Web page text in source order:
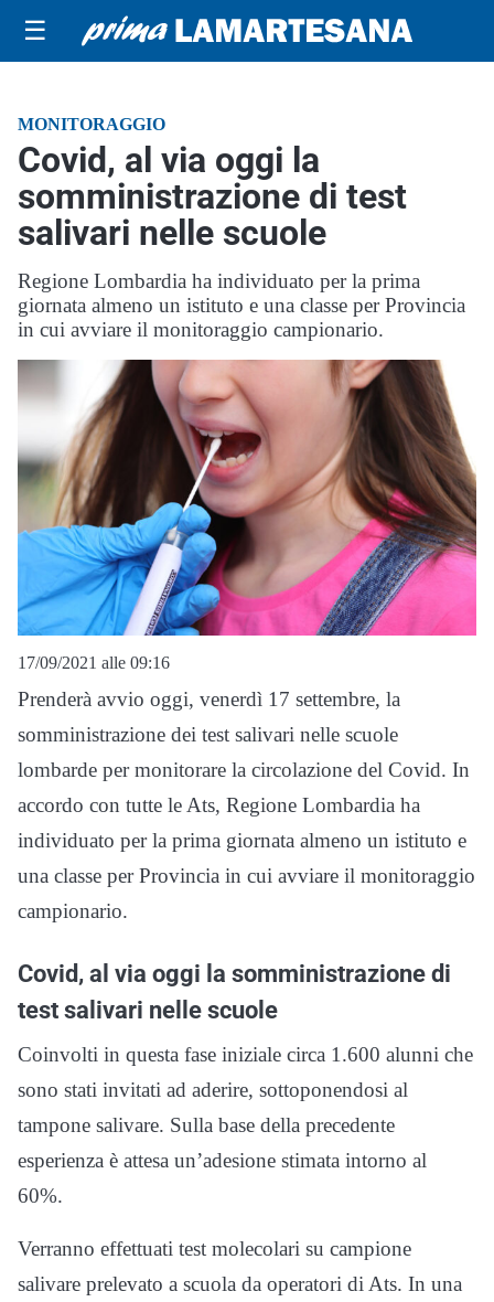
☰
MONITORAGGIO
Covid, al via oggi la
somministrazione di test
salivari nelle scuole
Regione Lombardia ha individuato per la prima
giornata almeno un istituto e una classe per Provincia
in cui avviare il monitoraggio campionario.
17/09/2021 alle 09:16
Prenderà avvio oggi, venerdì 17 settembre, la
somministrazione dei test salivari nelle scuole
lombarde per monitorare la circolazione del Covid. In
accordo con tutte le Ats, Regione Lombardia ha
individuato per la prima giornata almeno un istituto e
una classe per Provincia in cui avviare il monitoraggio
campionario.
Covid, al via oggi la somministrazione di
test salivari nelle scuole
Coinvolti in questa fase iniziale circa 1.600 alunni che
sono stati invitati ad aderire, sottoponendosi al
tampone salivare. Sulla base della precedente
esperienza è attesa un’adesione stimata intorno al
60%.
Verranno effettuati test molecolari su campione
salivare prelevato a scuola da operatori di Ats. In una